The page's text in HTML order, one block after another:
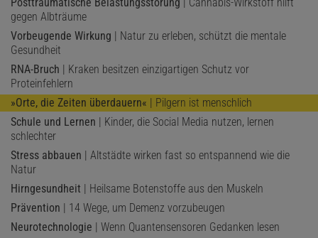
gegen Albträume
Vorbeugende Wirkung | Natur zu erleben, schützt die mentale
Gesundheit
RNA-Bruch | Kraken besitzen einzigartigen Schutz vor
Proteinfehlern
»Orte, die Zeiten überdauern« | Pilgern ist menschlich
Schule und Lernen | Kinder, die Social Media nutzen, lernen
schlechter
Stress abbauen | Altstädte wirken fast so entspannend wie die
Natur
Hirngesundheit | Heilsame Botenstoffe aus den Muskeln
Prävention | 14 Wege, um Demenz vorzubeugen
Neurotechnologie | Wenn Quantensensoren Gedanken lesen